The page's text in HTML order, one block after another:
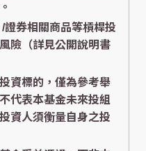
證券相關商品等槓桿投
險（詳見公開說明書
資標的，僅為參考舉
代表本基金未來投組
資人須衡量自身之投